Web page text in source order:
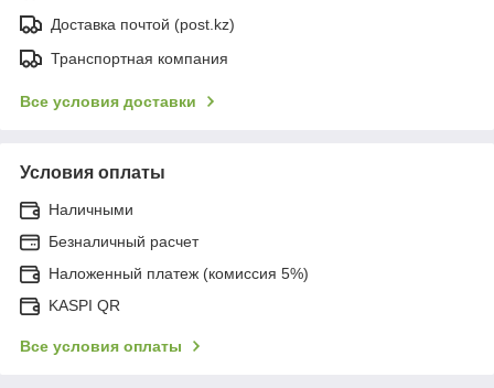
Доставка почтой (post.kz)
Транспортная компания
Все условия доставки
Условия оплаты
Наличными
Безналичный расчет
Наложенный платеж (комиссия 5%)
KASPI QR
Все условия оплаты